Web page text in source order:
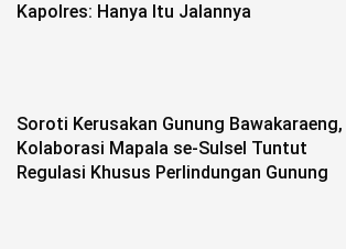
Kapolres: Hanya Itu Jalannya
Soroti Kerusakan Gunung Bawakaraeng,
Kolaborasi Mapala se-Sulsel Tuntut
Regulasi Khusus Perlindungan Gunung